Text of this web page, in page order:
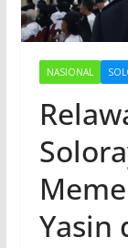
NASIONAL
Yasin